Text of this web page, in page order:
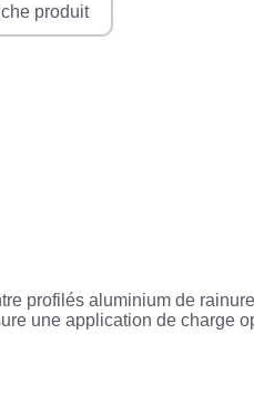
produit
profilés aluminium de
une application de charge